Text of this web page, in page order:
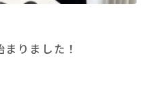
りました！